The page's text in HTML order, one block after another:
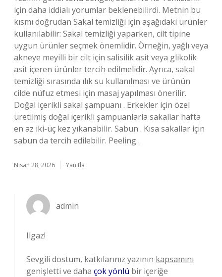
için daha iddialı yorumlar beklenebilirdi. Metnin bu
kısmı doğrudan Sakal temizliği için aşağıdaki ürünler
kullanılabilir: Sakal temizliği yaparken, cilt tipine
uygun ürünler seçmek önemlidir. Örneğin, yağlı veya
akneye meyilli bir cilt için salisilik asit veya glikolik
asit içeren ürünler tercih edilmelidir. Ayrıca, sakal
temizliği sırasında ılık su kullanılması ve ürünün
cilde nüfuz etmesi için masaj yapılması önerilir.
Doğal içerikli sakal şampuanı . Erkekler için özel
üretilmiş doğal içerikli şampuanlarla sakallar hafta
en az iki-üç kez yıkanabilir. Sabun . Kısa sakallar için
sabun da tercih edilebilir. Peeling .
Nisan 28, 2026 Yanıtla
admin
Ilgaz!
Sevgili dostum, katkılarınız yazının kapsamını
genişletti ve daha çok yönlü bir içeriğe